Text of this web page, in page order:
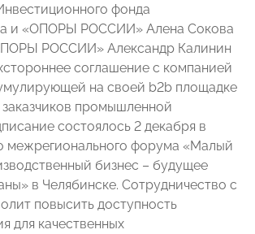
фонда
и «ОПОРЫ РОССИИ» Алена Сокова
РОССИИ» Александр Калинин
соглашение с компанией
на своей b2b площадке
промышленной
состоялось 2 декабря в
межрегионального форума «Малый
бизнес – будущее
в Челябинске. Сотрудничество с
повысить доступность
для качественных